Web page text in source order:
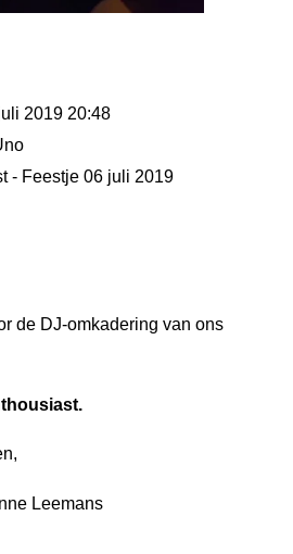
2019 20:48
- Feestje 06 juli 2019
de DJ-omkadering van ons
Leemans